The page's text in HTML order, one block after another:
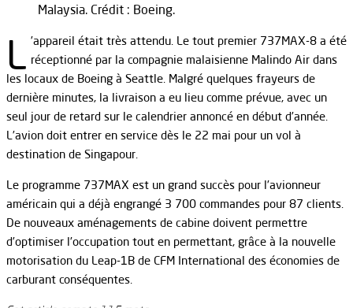
Malaysia. Crédit : Boeing.
L ’appareil était très attendu. Le tout premier 737MAX-8 a été
réceptionné par la compagnie malaisienne Malindo Air dans
les locaux de Boeing à Seattle. Malgré quelques frayeurs de
dernière minutes, la livraison a eu lieu comme prévue, avec un
seul jour de retard sur le calendrier annoncé en début d’année.
L’avion doit entrer en service dès le 22 mai pour un vol à
destination de Singapour.
Le programme 737MAX est un grand succès pour l’avionneur
américain qui a déjà engrangé 3 700 commandes pour 87 clients.
De nouveaux aménagements de cabine doivent permettre
d’optimiser l’occupation tout en permettant, grâce à la nouvelle
motorisation du Leap-1B de CFM International des économies de
carburant conséquentes.